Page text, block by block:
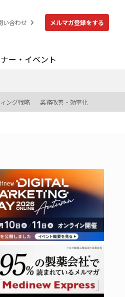
い合わせ メルマガ登録をする
ー・イベント
ング戦略 業務改善・効率化